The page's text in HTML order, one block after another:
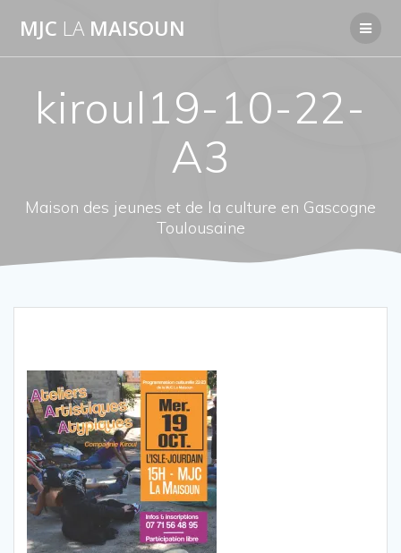
MJC LA MAISOUN
kiroul19-10-22-
A3
Maison des jeunes et de la culture en Gascogne
Toulousaine